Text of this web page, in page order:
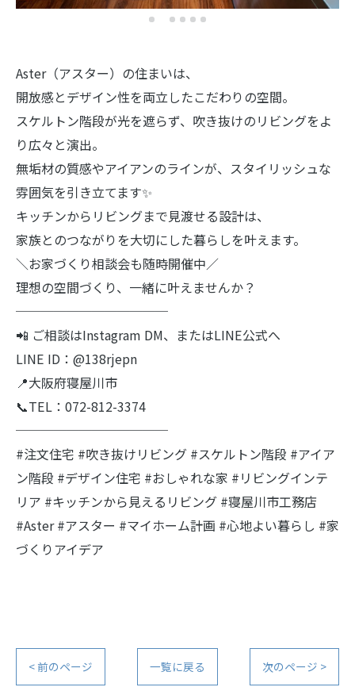
Aster（アスター）の住まいは、
開放感とデザイン性を両立したこだわりの空間。
スケルトン階段が光を遮らず、吹き抜けのリビングをよ
り広々と演出。
無垢材の質感やアイアンのラインが、スタイリッシュな
雰囲気を引き立てます✨
キッチンからリビングまで見渡せる設計は、
家族とのつながりを大切にした暮らしを叶えます。
＼お家づくり相談会も随時開催中／
理想の空間づくり、一緒に叶えませんか？
────────────
📲 ご相談はInstagram DM、またはLINE公式へ
LINE ID：@138rjepn
📍大阪府寝屋川市
📞TEL：072-812-3374
────────────
#注文住宅 #吹き抜けリビング #スケルトン階段 #アイア
ン階段 #デザイン住宅 #おしゃれな家 #リビングインテ
リア #キッチンから見えるリビング #寝屋川市工務店
#Aster #アスター #マイホーム計画 #心地よい暮らし #家
づくりアイデア
< 前のページ 一覧に戻る 次のページ >